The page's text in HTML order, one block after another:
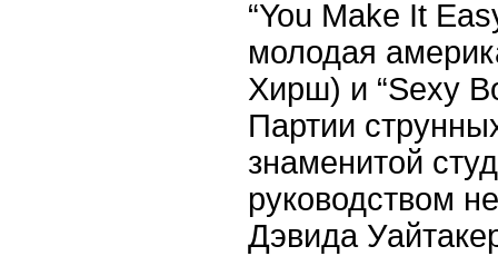
“You Make It
молодая
Хирш) и “Sexy
Партии
знаменитой
руководством
Дэвида